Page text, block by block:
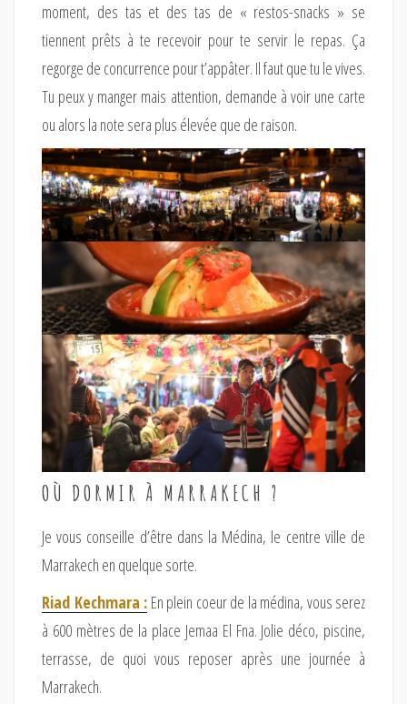
moment, des tas et des tas de « restos-snacks » se
tiennent prêts à te recevoir pour te servir le repas. Ça
regorge de concurrence pour t’appâter. Il faut que tu le vives.
Tu peux y manger mais attention, demande à voir une carte
ou alors la note sera plus élevée que de raison.
OÙ DORMIR À MARRAKECH ?
Je vous conseille d’être dans la Médina, le centre ville de
Marrakech en quelque sorte.
Riad Kechmara : En plein coeur de la médina, vous serez
à 600 mètres de la place Jemaa El Fna. Jolie déco, piscine,
terrasse, de quoi vous reposer après une journée à
Marrakech.